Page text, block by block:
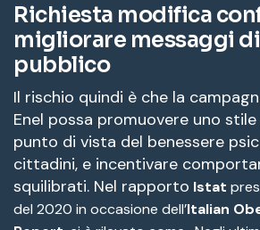
Richiesta modifica
migliorare messaggi
pubblico
Il rischio quindi è che la
Enel possa promuovere uno
punto di vista del benessere
cittadini, e incentivare
squilibrati. Nel rapporto Istat
del 2020 in occasione dell’Italian